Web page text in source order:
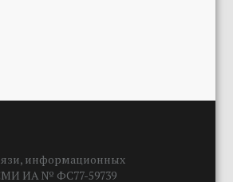
информационных
СМИ ИА № ФС77-59739